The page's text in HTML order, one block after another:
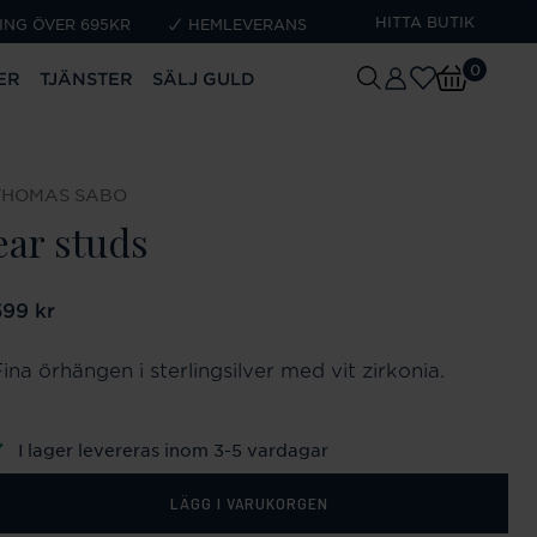
ÖVER 695KR HEMLEVERANS HITTA BUTIK
TJÄNSTER SÄLJ GULD 0
SABO
studs
:599 kr
kr
örhängen i sterlingsilver med vit zirkonia.
I lager levereras inom 3-5 vardagar
LÄGG I VARUKORGEN